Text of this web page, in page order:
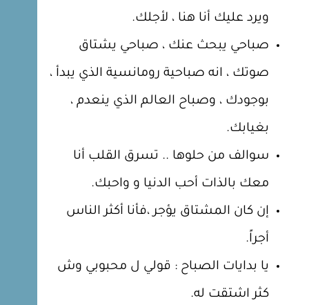
ويرد عليك أنا هنا ، لأجلك.
صباحي يبحث عنك ، صباحي يشتاق
صوتك ، انه صباحية رومانسية الذي يبدأ ،
بوجودك ، وصباح العالم الذي ينعدم ،
بغيابك.
سوالف من حلوها .. تسرق القلب أنا
معك بالذات أحب الدنيا و واحبك.
إن كان المشتاق يؤجر ،فأنا أكثر الناس
أجراً.
يا بدايات الصباح : قولي ل محبوبي وش
كثر اشتقت له.